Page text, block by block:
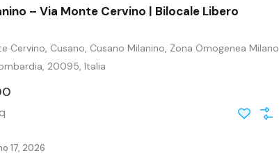
– Via Monte Cervino | Bilocale Libero
Cervino, Cusano, Cusano Milanino, Zona Omogenea Milano
20095, Italia
17, 2026